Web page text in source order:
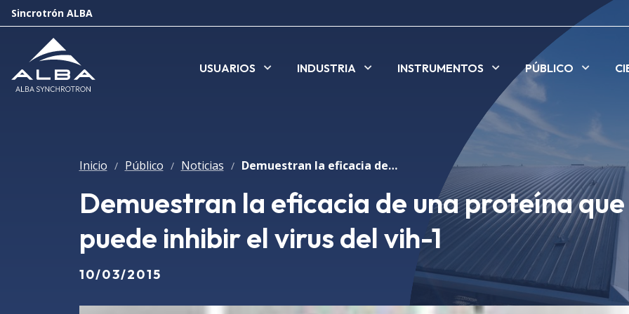
Sincrotrón ALBA
USUARIOS INDUSTRIA INSTRUMENTOS PÚBLICO
Inicio / Público / Noticias / Demuestran la eficacia de una proteína que puede inhibir el virus del vih-1
Demuestran la eficacia de una proteína que
puede inhibir el virus del vih-1
10/03/2015